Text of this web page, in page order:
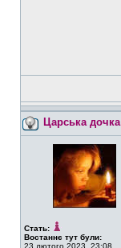
Царська дочка
Стать:
Востаннє тут були:
23 лютого 2023, 23:08